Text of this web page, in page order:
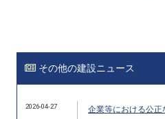
その他の建設ニュース
2026-04-27
企業等における公